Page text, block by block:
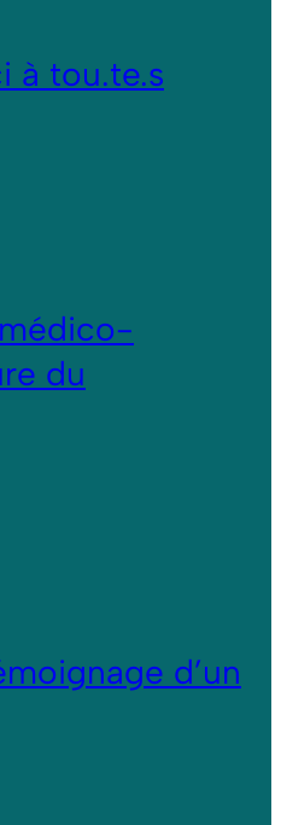
à tou.te.s
du
d’un